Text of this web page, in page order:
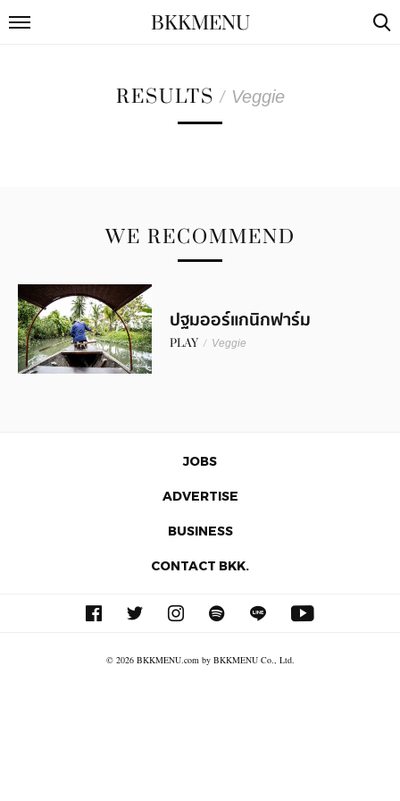
BKKMENU
RESULTS / Veggie
WE RECOMMEND
ปฐมออร์แกนิกฟาร์ม
PLAY / Veggie
JOBS
ADVERTISE
BUSINESS
CONTACT BKK.
© 2026 BKKMENU.com by BKKMENU Co., Ltd.